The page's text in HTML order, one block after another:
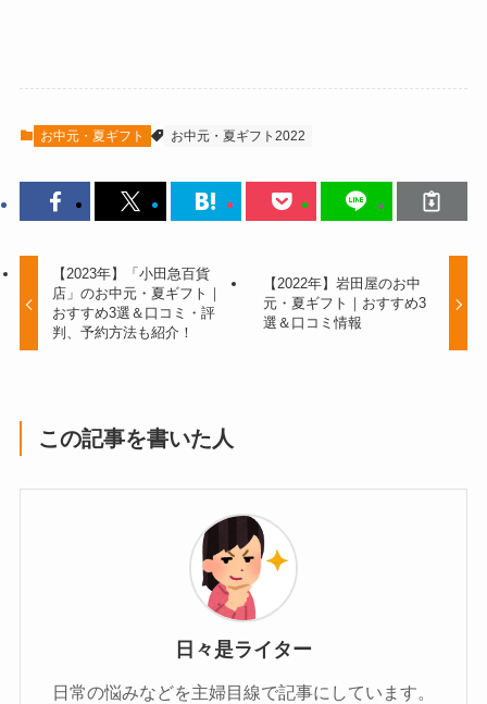
お中元・夏ギフト お中元・夏ギフト2022
【2023年】「小田急百貨
店」のお中元・夏ギフト｜
おすすめ3選＆口コミ・評
判、予約方法も紹介！
【2022年】岩田屋のお中
元・夏ギフト｜おすすめ3
選＆口コミ情報
この記事を書いた人
日々是ライター
日常の悩みなどを主婦目線で記事にしています。